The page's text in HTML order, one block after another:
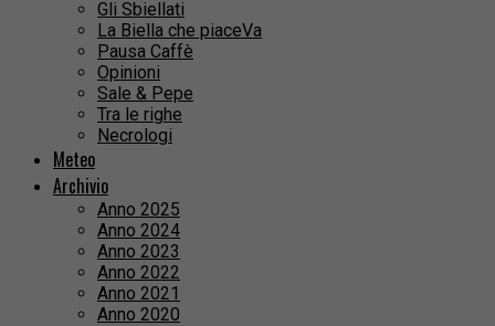
Gli Sbiellati
La Biella che piaceVa
Pausa Caffè
Opinioni
Sale & Pepe
Tra le righe
Necrologi
Meteo
Archivio
Anno 2025
Anno 2024
Anno 2023
Anno 2022
Anno 2021
Anno 2020